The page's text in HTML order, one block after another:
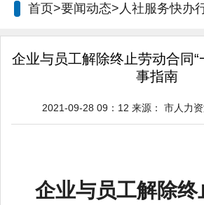
首页>要闻动态> 人社服务快办
企业与员工解除终止劳动合同“
事指南
2021-09-28 09：12 来源： 市人力
企业与员工解除终